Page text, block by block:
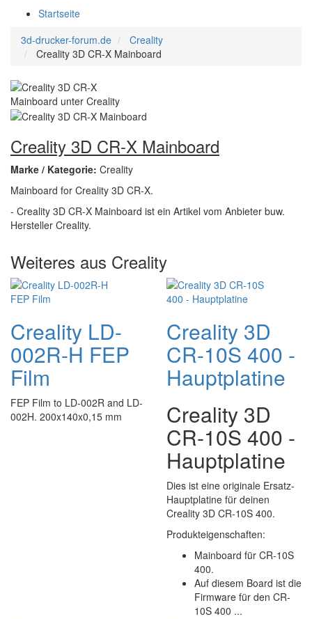
Startseite
3d-drucker-forum.de
Creality
Creality 3D CR-X Mainboard
Creality 3D CR-X Mainboard
Marke / Kategorie: Creality
Mainboard for Creality 3D CR-X.
- Creality 3D CR-X Mainboard ist ein Artikel vom Anbieter buw.
Hersteller Creality.
Weiteres aus Creality
Creality LD-
002R-H FEP
Film
FEP Film to LD-002R and LD-
002H. 200x140x0,15 mm
Creality 3D
CR-10S 400 -
Hauptplatine
Creality 3D
CR-10S 400 -
Hauptplatine
Dies ist eine originale Ersatz-
Hauptplatine für deinen
Creality 3D CR-10S 400.
Produkteigenschaften:
Mainboard für CR-10S
400.
Auf diesem Board ist die
Firmware für den CR-
10S 400 ...